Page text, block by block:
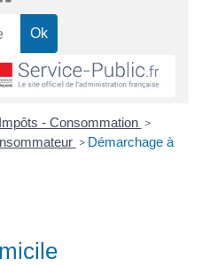
- Consommation >
> Démarchage à